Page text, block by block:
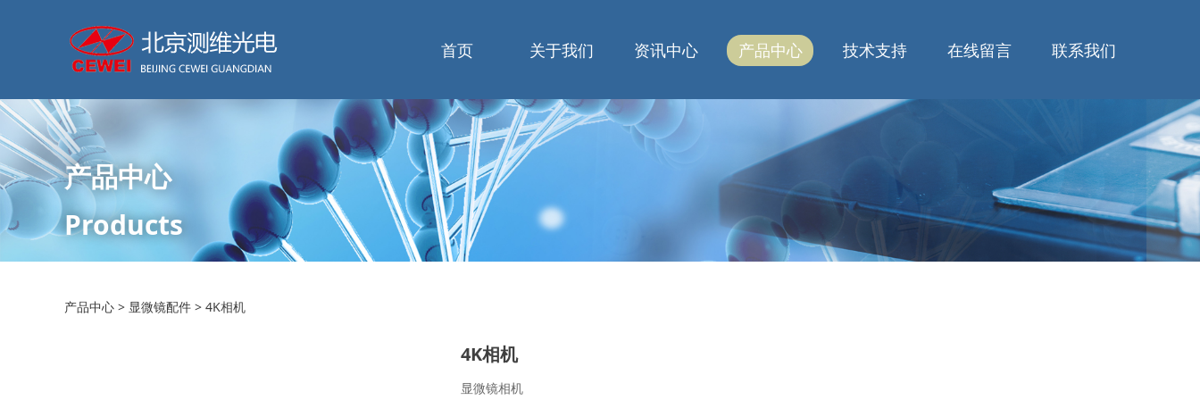
首页 关于我们 资讯中心 产品中心 技术支持 在线留言 联系我们
产品中心
Products
4K相机
产品中心 > 显微镜配件 > 4K相机
4K相机
显微镜相机